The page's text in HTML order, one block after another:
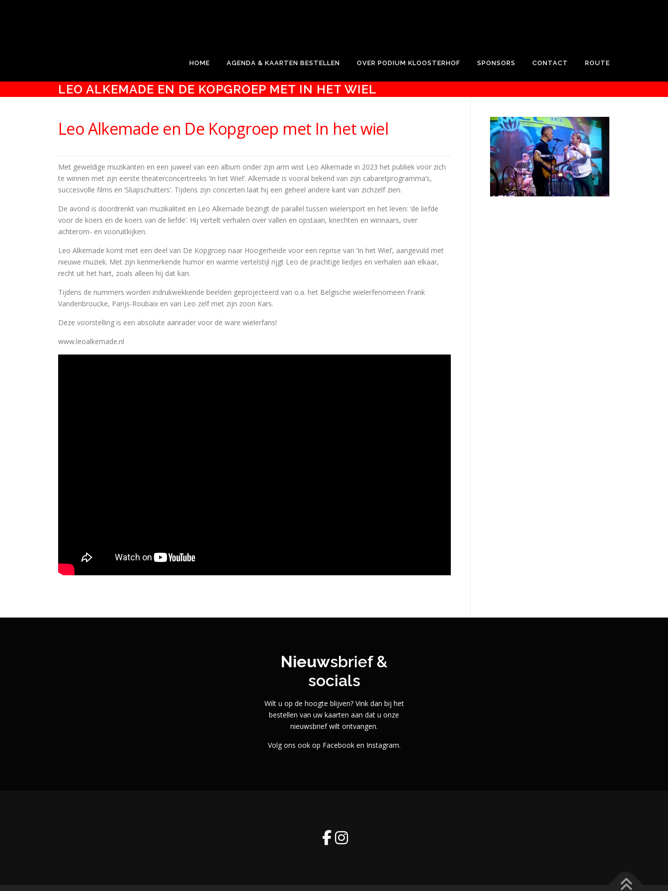
HOME AGENDA & KAARTEN BESTELLEN OVER PODIUM KLOOSTERHOF SPONSORS CONTACT ROUTE
LEO ALKEMADE EN DE KOPGROEP MET IN HET WIEL
Leo Alkemade en De Kopgroep met In het wiel
Met geweldige muzikanten en een juweel van een album onder zijn arm wist Leo Alkemade in 2023 het publiek voor zich
te winnen met zijn eerste theaterconcertreeks ‘In het Wiel’. Alkemade is vooral bekend van zijn cabaretprogramma’s,
succesvolle films en ‘Sluipschutters’. Tijdens zijn concerten laat hij een geheel andere kant van zichzelf zien.
De avond is doordrenkt van muzikaliteit en Leo Alkemade bezingt de parallel tussen wielersport en het leven: ‘de liefde
voor de koers en de koers van de liefde’. Hij vertelt verhalen over vallen en opstaan, knechten en winnaars, over
achterom- en vooruitkijken.
Leo Alkemade komt met een deel van De Kopgroep naar Hoogerheide voor een reprise van ‘In het Wiel’, aangevuld met
nieuwe muziek. Met zijn kenmerkende humor en warme vertelstijl rijgt Leo de prachtige liedjes en verhalen aan elkaar,
recht uit het hart, zoals alleen hij dat kan.
Tijdens de nummers worden indrukwekkende beelden geprojecteerd van o.a. het Belgische wielerfenomeen Frank
Vandenbroucke, Parijs-Roubaix en van Leo zelf met zijn zoon Kars.
Deze voorstelling is een absolute aanrader voor de ware wielerfans!
www.leoalkemade.nl
Nieuwsbrief &
socials
Wilt u op de hoogte blijven? Vink dan bij het
bestellen van uw kaarten aan dat u onze
nieuwsbrief wilt ontvangen.
Volg ons ook op Facebook en Instagram.